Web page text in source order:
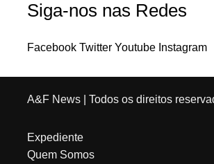
Siga-nos nas Redes
Facebook Twitter Youtube Instagram
A&F News| Todos os direitos
Expediente
Quem Somos